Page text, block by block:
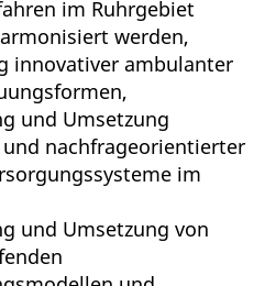
im Ruhrgebiet
werden,
innovativer ambulanter
und Umsetzung
nachfrageorientierter
im
und Umsetzung von